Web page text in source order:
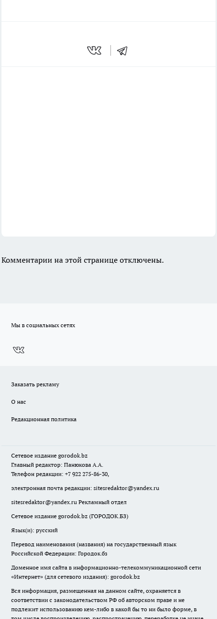
Комментарии на этой странице отключены.
Мы в социальных сетях
Заказать рекламу
О нас
Редакционная политика
Сетевое издание gorodok.bz
Главный редактор: Панюкова А.А.
Телефон редакции: +7 922 275-86-30,
электронная почта редакции: sitesredaktor@yandex.ru
sitesredaktor@yandex.ru Рекламный отдел
Сетевое издание gorodok.bz (ГОРОДОК.БЗ)
Язык(и): русский
Перевод наименования (названия) на государственный язык
Российской Федерации: Городок.бз
Доменное имя сайта в информационно-телекоммуникационной сети
«Интернет» (для сетевого издания): gorodok.bz
Вся информация, размещенная на данном сайте, охраняется в
соответствии с законодательством РФ об авторском праве и не
подлежит использованию кем-либо в какой бы то ни было форме, в